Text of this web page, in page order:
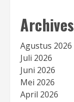
Archives
Agustus 2026
Juli 2026
Juni 2026
Mei 2026
April 2026